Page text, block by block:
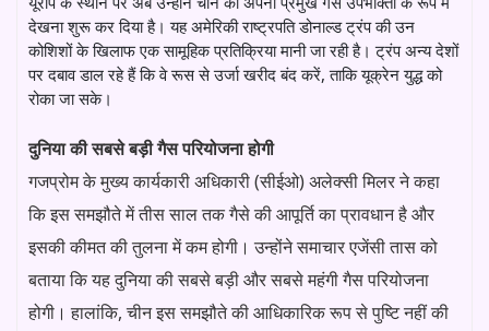
देखना शुरू कर दिया है। यह अमेरिकी राष्ट्रपति डोनाल्ड ट्रंप की उन
कोशिशों के खिलाफ एक सामूहिक प्रतिक्रिया मानी जा रही है। ट्रंप अन्य देशों
पर दबाव डाल रहे हैं कि वे रूस से उर्जा खरीद बंद करें, ताकि यूक्रेन युद्ध को
रोका जा सके।
दुनिया की सबसे बड़ी गैस परियोजना होगी
गजप्रोम के मुख्य कार्यकारी अधिकारी (सीईओ) अलेक्सी मिलर ने कहा
कि इस समझौते में तीस साल तक गैसे की आपूर्ति का प्रावधान है और
इसकी कीमत की तुलना में कम होगी। उन्होंने समाचार एजेंसी तास को
बताया कि यह दुनिया की सबसे बड़ी और सबसे महंगी गैस परियोजना
होगी। हालांकि, चीन इस समझौते की आधिकारिक रूप से पुष्टि नहीं की